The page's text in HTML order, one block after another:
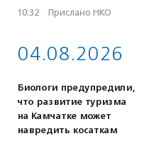
10:32 · Прислано НКО
04.08.2026
Биологи предупредили,
что развитие туризма
на Камчатке может
навредить косаткам